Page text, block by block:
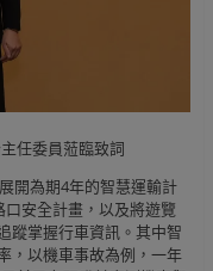
任委員蒞臨致詞
開為期4年的智慧運輸計
安全計畫，以及將遊覽
蹤掌握行車資訊。其中智
，以機車事故為例，一年